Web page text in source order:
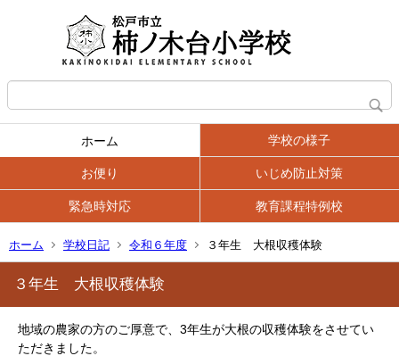
ホーム 学校の様子
お便り いじめ防止対策
緊急時対応 教育課程特例校
ホーム 学校日記 令和６年度 ３年生 大根収穫体験
３年生 大根収穫体験
地域の農家の方のご厚意で、3年生が大根の収穫体験をさせてい
ただきました。